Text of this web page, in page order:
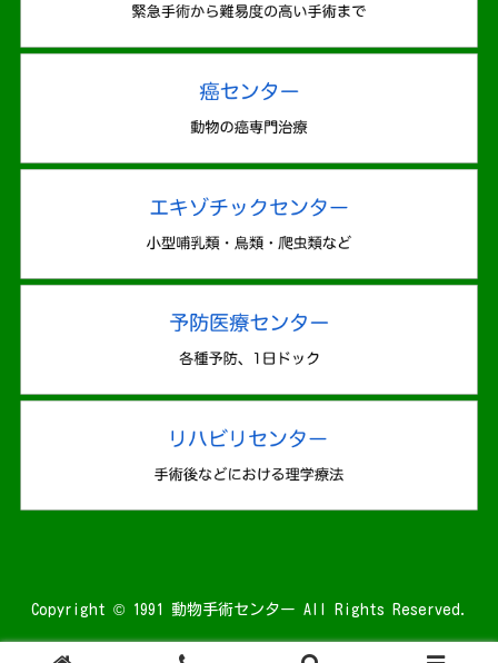
Copyright © 1991 動物手術センター All Rights Reserved.